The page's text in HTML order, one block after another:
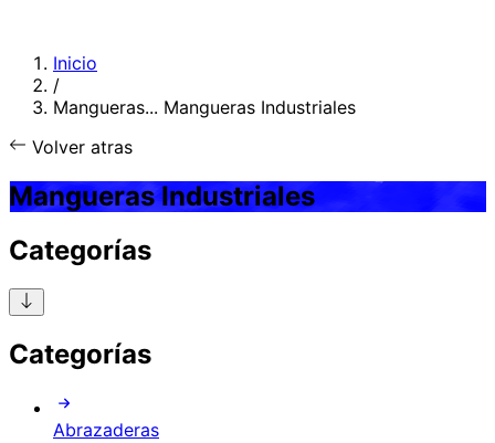
Inicio
/
Mangueras... Mangueras Industriales
Volver atras
Mangueras Industriales
Categorías
Categorías
Abrazaderas